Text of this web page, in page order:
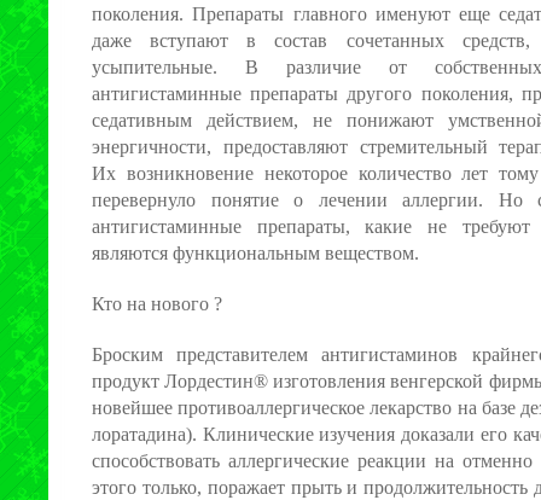
поколения. Препараты главного именуют еще
даже вступают в состав сочетанных
усыпительные. В различие от собственных
антигистаминные препараты другого поколения,
седативным действием, не понижают
энергичности, предоставляют стремительный
Их возникновение некоторое количество лет
перевернуло понятие о лечении аллергии. Но
антигистаминные препараты, какие не
являются функциональным веществом.
Кто на нового ?
Броским представителем антигистаминов
продукт Лордестин® изготовления венгерской
новейшее противоаллергическое лекарство на базе
лоратадина). Клинические изучения доказали его
способствовать аллергические реакции на
этого только, поражает прыть и продолжительность